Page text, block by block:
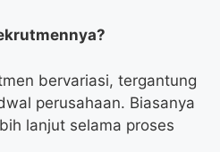
bervariasi, tergantung
perusahaan. Biasanya
lanjut selama proses